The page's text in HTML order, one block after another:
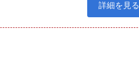
詳細を見る